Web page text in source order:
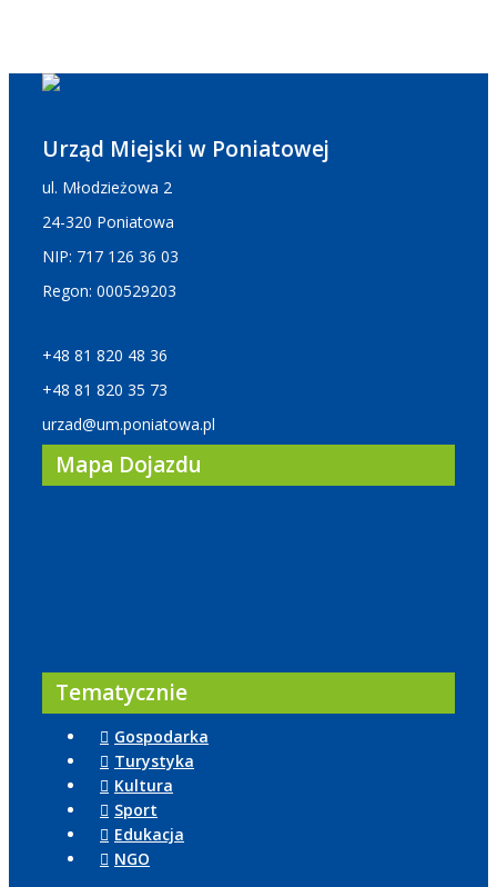
Urząd Miejski w Poniatowej
ul. Młodzieżowa 2
24-320 Poniatowa
NIP: 717 126 36 03
Regon: 000529203
+48 81 820 48 36
+48 81 820 35 73
urzad@um.poniatowa.pl
Mapa Dojazdu
Tematycznie
Gospodarka
Turystyka
Kultura
Sport
Edukacja
NGO